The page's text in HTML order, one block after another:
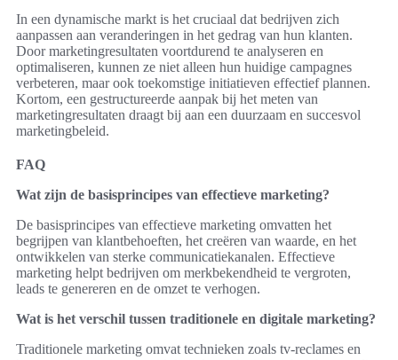
In een dynamische markt is het cruciaal dat bedrijven zich
aanpassen aan veranderingen in het gedrag van hun klanten.
Door marketingresultaten voortdurend te analyseren en
optimaliseren, kunnen ze niet alleen hun huidige campagnes
verbeteren, maar ook toekomstige initiatieven effectief plannen.
Kortom, een gestructureerde aanpak bij het meten van
marketingresultaten draagt bij aan een duurzaam en succesvol
marketingbeleid.
FAQ
Wat zijn de basisprincipes van effectieve marketing?
De basisprincipes van effectieve marketing omvatten het
begrijpen van klantbehoeften, het creëren van waarde, en het
ontwikkelen van sterke communicatiekanalen. Effectieve
marketing helpt bedrijven om merkbekendheid te vergroten,
leads te genereren en de omzet te verhogen.
Wat is het verschil tussen traditionele en digitale marketing?
Traditionele marketing omvat technieken zoals tv-reclames en